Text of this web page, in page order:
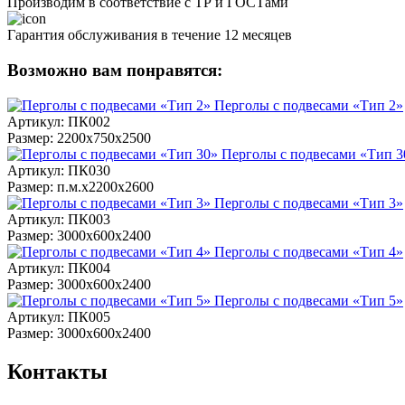
Гарантия обслуживания в течение 12 месяцев
Возможно вам понравятся:
Перголы с подвесами «Тип 2»
Артикул: ПК002
Размер: 2200х750х2500
Перголы с подвесами «Тип
Артикул: ПК030
Размер: п.м.х2200х2600
Перголы с подвесами «Тип 3»
Артикул: ПК003
Размер: 3000х600х2400
Перголы с подвесами «Тип 4»
Артикул: ПК004
Размер: 3000х600х2400
Перголы с подвесами «Тип 5»
Артикул: ПК005
Размер: 3000х600х2400
Контакты